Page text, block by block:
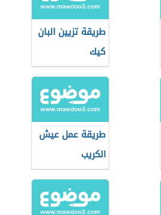
طريقة تزيين البان
كيك
طريقة عمل عيش
الكريب